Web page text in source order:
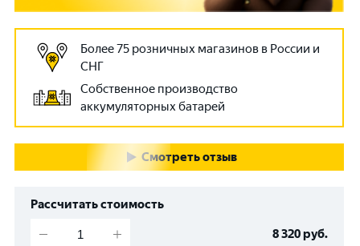
Более 75 розничных магазинов в России и
СНГ
Собственное производство
аккумуляторных батарей
Смотреть отзыв
Рассчитать стоимость
8 320руб.